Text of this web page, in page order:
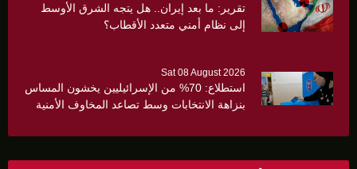
تقرير: ما بعد إيران.. هل يتجه الشرق الأوسط
إلى نظام أمني متعدد الأقطاب؟
Sat 08 August 2026
استطلاع: 70% من الإسرائيليين يخشون المساس
بنزاهة الانتخابات وسط تصاعد المخاوف الأمنية